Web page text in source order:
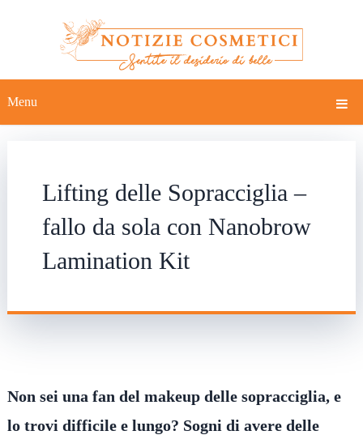
Menu
Lifting delle Sopracciglia –
fallo da sola con Nanobrow
Lamination Kit
Non sei una fan del makeup delle sopracciglia, e
lo trovi difficile e lungo? Sogni di avere delle